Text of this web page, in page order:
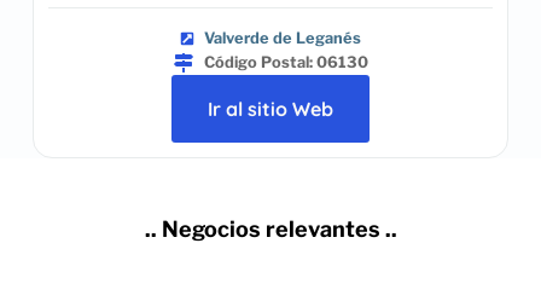
Valverde de Leganés
Código Postal: 06130
Ir al sitio Web
.. Negocios relevantes ..